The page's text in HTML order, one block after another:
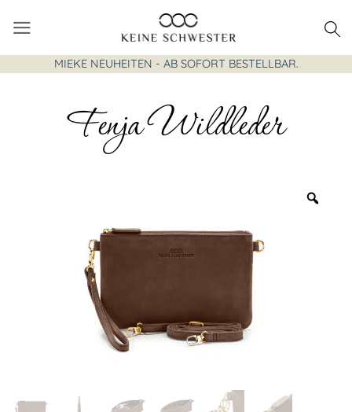
Inhalt
springen
MIEKE NEUHEITEN - AB SOFORT BESTELLBAR.
Fenja Wildleder